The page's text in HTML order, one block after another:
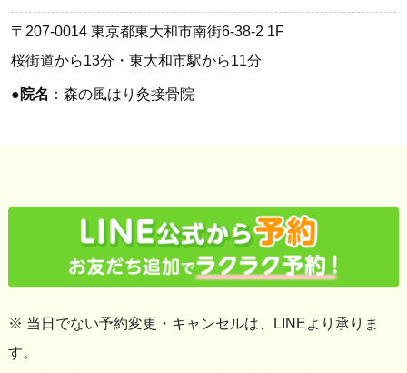
〒207-0014 東京都東大和市南街6-38-2 1F
桜街道から13分・東大和市駅から11分
●院名 ：森の風はり灸接骨院
※ 当日でない予約変更・キャンセルは、LINEより承りま
す。